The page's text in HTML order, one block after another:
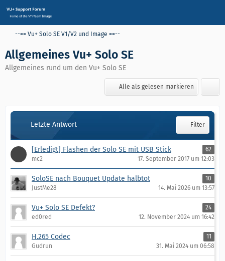
--== Vu+ Solo SE V1/V2 und Image ==--
Allgemeines Vu+ Solo SE
Allgemeines rund um den Vu+ Solo SE
Alle als gelesen markieren
Letzte Antwort Filter
[Erledigt] Flashen der Solo SE mit USB Stick
62
mc2
17. September 2017 um 12:03
SoloSE nach Bouquet Update halbtot
10
JustMe28
14. Mai 2026 um 13:57
Vu+ Solo SE Defekt?
24
ed0red
12. November 2024 um 16:42
H.265 Codec
11
Gudrun
31. Mai 2024 um 06:58